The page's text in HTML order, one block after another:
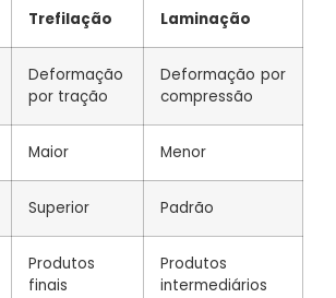
Trefilação Laminação
Deformação
por tração
Deformação por
compressão
Maior Menor
Superior Padrão
Produtos
finais
Produtos
intermediários